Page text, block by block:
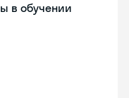
в обучении